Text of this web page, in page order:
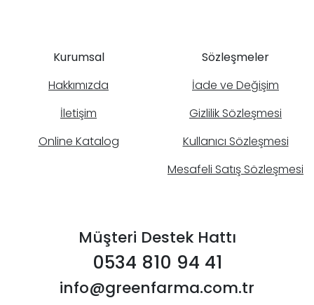
Kurumsal
Hakkımızda
İletişim
Online Katalog
Sözleşmeler
İade ve Değişim
Gizlilik Sözleşmesi
Kullanıcı Sözleşmesi
Mesafeli Satış Sözleşmesi
Müşteri Destek Hattı
0534 810 94 41
info@greenfarma.com.tr